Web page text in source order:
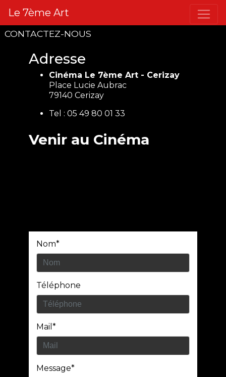
Le 7ème Art
CONTACTEZ-NOUS
Adresse
Cinéma Le 7ème Art - Cerizay
Place Lucie Aubrac
79140 Cerizay
Tel : 05 49 80 01 33
Venir au Cinéma
Nom*
Téléphone
Mail*
Message*